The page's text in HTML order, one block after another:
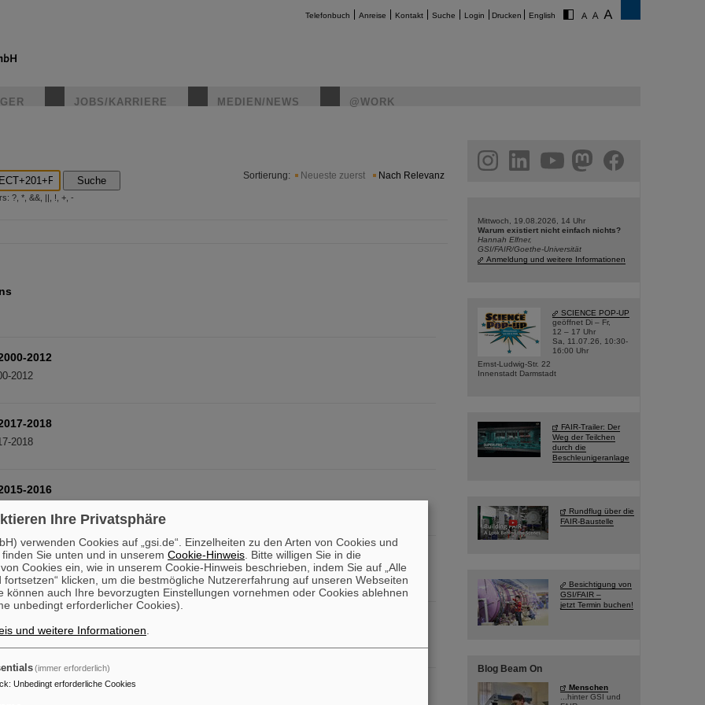
Telefonbuch Anreise Kontakt Suche Login Drucken English
JOBS/KARRIERE MEDIEN/NEWS @WORK
Suche
?, *, &&, ||, !, +, -
Sortierung: Neueste zuerst Nach Relevanz
2012
2012
2018
2018
2016
2014
2014
2013 by Subject
facebook
Mittwoch, 19.08.2026, 14 Uhr
Warum existiert nicht einfach nichts?
Hannah Elfner,
GSI/FAIR/Goethe-Universität
Anmeldung und weitere Informationen
SCIENCE POP-UP
geöffnet Di – Fr,
12 – 17 Uhr
Sa, 11.07.26, 10:30-
16:00 Uhr
Ernst-Ludwig-Str. 22
Innenstadt Darmstadt
FAIR-Trailer: Der
Weg der Teilchen
durch die
Beschleunigeranlage
Rundflug über die
FAIR-Baustelle
Besichtigung von
GSI/FAIR –
jetzt Termin buchen!
Blog Beam On
Menschen
...hinter GSI und
Ihre Privatsphäre
verwenden Cookies auf „gsi.de“. Einzelheiten zu den Arten von Cookies und
Sie unten und in unserem Cookie-Hinweis . Bitte willigen Sie in die
Cookies ein, wie in unserem Cookie-Hinweis beschrieben, indem Sie auf „Alle
fortsetzen“ klicken, um die bestmögliche Nutzererfahrung auf unseren Webseiten
können auch Ihre bevorzugten Einstellungen vornehmen oder Cookies ablehnen
unbedingt erforderlicher Cookies).
und weitere Informationen
(immer erforderlich)
: Unbedingt erforderliche Cookies